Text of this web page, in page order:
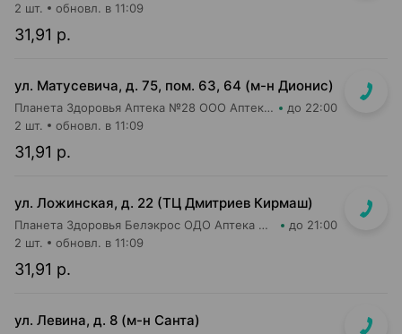
31,91 р.
2 шт. обновл. в 11:09
ул. Матусевича, д. 75, пом. 63, 64 (м-н Дионис)
Планета Здоровья Аптека №28 ООО Аптека №4 до 22:00
31,91 р.
2 шт. обновл. в 11:09
ул. Ложинская, д. 22 (ТЦ Дмитриев Кирмаш)
Планета Здоровья Белэкрос ОДО Аптека №3 до 21:00
31,91 р.
2 шт. обновл. в 11:09
ул. Левина, д. 8 (м-н Санта)